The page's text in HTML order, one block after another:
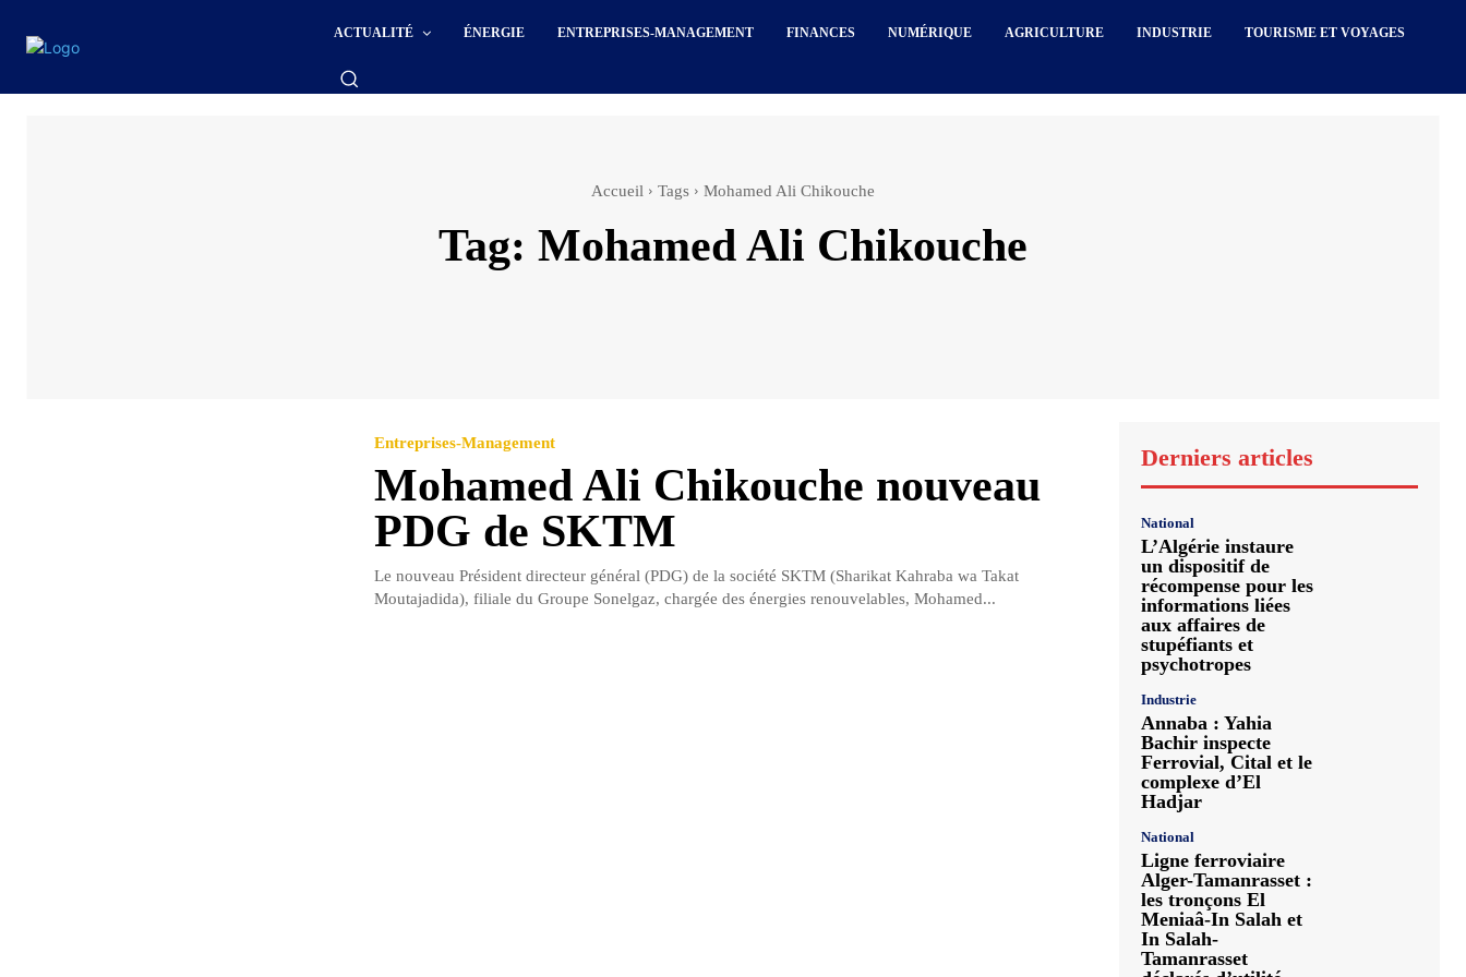
ACTUALITÉ ÉNERGIE ENTREPRISES-MANAGEMENT FINANCES NUMÉRIQUE AGRICULTURE INDUSTRIE TOURISME ET VOYAGES
Accueil Tags Mohamed Ali Chikouche
Tag: Mohamed Ali Chikouche
Entreprises-Management
Mohamed Ali Chikouche nouveau
PDG de SKTM
Le nouveau Président directeur général (PDG) de la société SKTM (Sharikat Kahraba wa Takat
Moutajadida), filiale du Groupe Sonelgaz, chargée des énergies renouvelables, Mohamed...
Derniers articles
National
L’Algérie instaure
un dispositif de
récompense pour les
informations liées
aux affaires de
stupéfiants et
psychotropes
Industrie
Annaba : Yahia
Bachir inspecte
Ferrovial, Cital et le
complexe d’El
Hadjar
National
Ligne ferroviaire
Alger-Tamanrasset :
les tronçons El
Meniaâ-In Salah et
In Salah-
Tamanrasset